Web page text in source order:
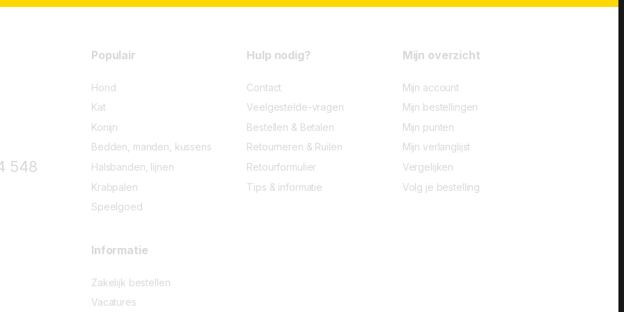
o
548
Populair
Hond
Kat
Konijn
Bedden, manden, kussens
Halsbanden, lijnen
Krabpalen
Speelgoed
Hulp nodig?
Contact
Veelgestelde-vragen
Bestellen & Betalen
Retourneren & Ruilen
Retourformulier
Tips & informatie
Mijn overzicht
Mijn account
Mijn bestellingen
Mijn punten
Mijn verlanglijst
Vergelijken
Volg je bestelling
Informatie
Zakelijk bestellen
Vacatures